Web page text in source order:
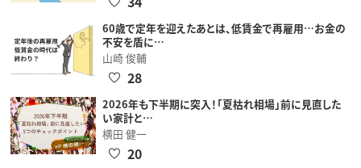
60歳で定年を迎えたあとは、低賃金で再雇用…お金の
不安を盾に…
山崎 俊輔
28
2026年も下半期に突入！「夏枯れ相場」前に見直した
い家計と…
横田 健一
20